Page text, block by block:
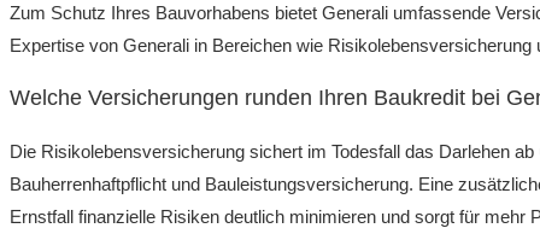
Zum Schutz Ihres Bauvorhabens bietet Generali umfassende
Expertise von Generali in Bereichen wie Risikolebensversicherung
Welche Versicherungen runden Ihren Baukredit bei
Die Risikolebensversicherung sichert im Todesfall das Darlehen
Bauherrenhaftpflicht und Bauleistungsversicherung. Eine
Ernstfall finanzielle Risiken deutlich minimieren und sorgt für mehr